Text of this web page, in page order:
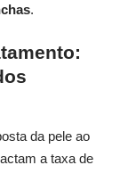
.
da pele ao
a taxa de